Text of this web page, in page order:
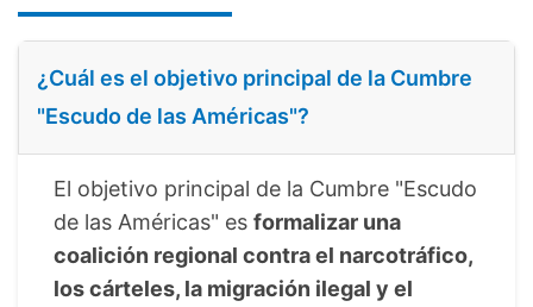
¿Cuál es el objetivo principal de la Cumbre
"Escudo de las Américas"?
El objetivo principal de la Cumbre "Escudo
de las Américas" es formalizar una
coalición regional contra el narcotráfico,
los cárteles, la migración ilegal y el